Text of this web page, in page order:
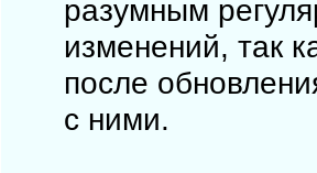
разумным
изменений, так
после
с ними.